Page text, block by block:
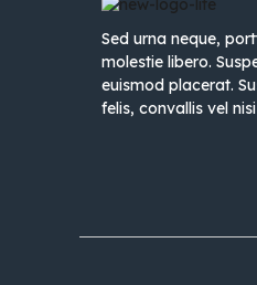
Sed urna neque,
molestie libero.
euismod placerat.
felis, convallis vel